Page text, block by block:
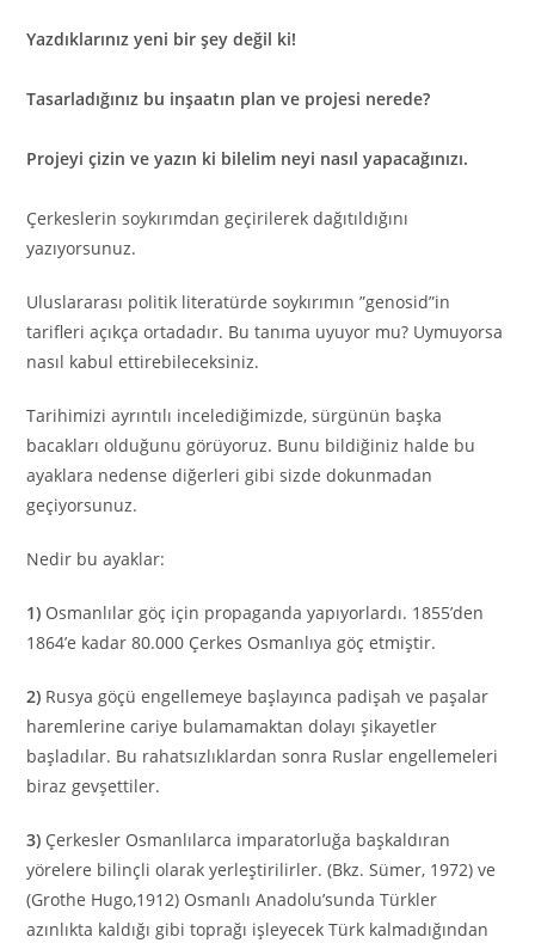
Yazdıklarınız yeni bir şey değil ki!
Tasarladığınız bu inşaatın plan ve projesi nerede?
Projeyi çizin ve yazın ki bilelim neyi nasıl yapacağınızı.
Çerkeslerin soykırımdan geçirilerek dağıtıldığını
yazıyorsunuz.
Uluslararası politik literatürde soykırımın ”genosid”in
tarifleri açıkça ortadadır. Bu tanıma uyuyor mu? Uymuyorsa
nasıl kabul ettirebileceksiniz.
Tarihimizi ayrıntılı incelediğimizde, sürgünün başka
bacakları olduğunu görüyoruz. Bunu bildiğiniz halde bu
ayaklara nedense diğerleri gibi sizde dokunmadan
geçiyorsunuz.
Nedir bu ayaklar:
1) Osmanlılar göç için propaganda yapıyorlardı. 1855’den
1864’e kadar 80.000 Çerkes Osmanlıya göç etmiştir.
2) Rusya göçü engellemeye başlayınca padişah ve paşalar
haremlerine cariye bulamamaktan dolayı şikayetler
başladılar. Bu rahatsızlıklardan sonra Ruslar engellemeleri
biraz gevşettiler.
3) Çerkesler Osmanlılarca imparatorluğa başkaldıran
yörelere bilinçli olarak yerleştirilirler. (Bkz. Sümer, 1972) ve
(Grothe Hugo,1912) Osmanlı Anadolu’sunda Türkler
azınlıkta kaldığı gibi toprağı işleyecek Türk kalmadığından